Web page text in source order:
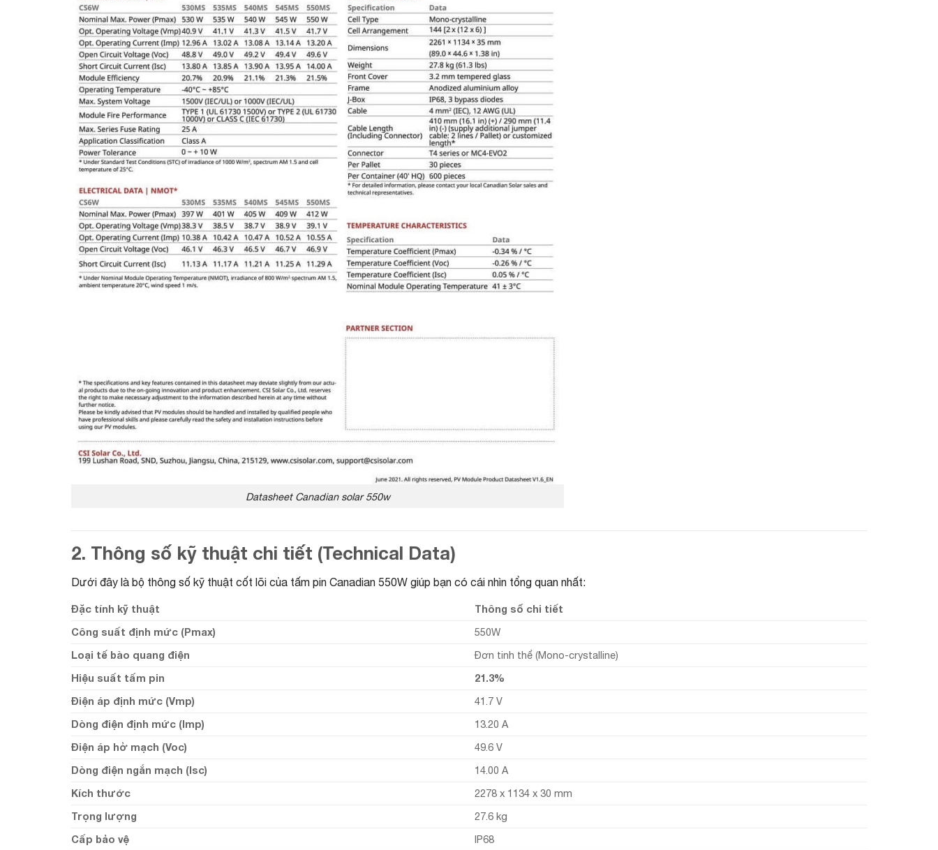
Datasheet Canadian solar 550w
2. Thông số kỹ thuật chi tiết (Technical Data)
Dưới đây là bộ thông số kỹ thuật cốt lõi của tấm pin Canadian 550W giúp bạn có cái nhìn tổng quan nhất:
Đặc tính kỹ thuật
Thông số chi tiết
Công suất định mức (Pmax)
550W
Loại tế bào quang điện
Đơn tinh thể (Mono-crystalline)
Hiệu suất tấm pin
21.3%
Điện áp định mức (Vmp)
41.7 V
Dòng điện định mức (Imp)
13.20 A
Điện áp hở mạch (Voc)
49.6 V
Dòng điện ngắn mạch (Isc)
14.00 A
Kích thước
2278 x 1134 x 30 mm
Trọng lượng
27.6 kg
Cấp bảo vệ
IP68